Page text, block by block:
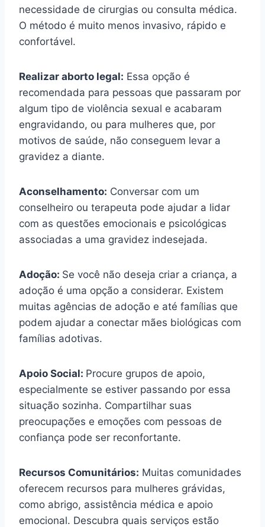
necessidade de cirurgias ou consulta médica.
O método é muito menos invasivo, rápido e
confortável.
Realizar aborto legal: Essa opção é
recomendada para pessoas que passaram por
algum tipo de violência sexual e acabaram
engravidando, ou para mulheres que, por
motivos de saúde, não conseguem levar a
gravidez a diante.
Aconselhamento: Conversar com um
conselheiro ou terapeuta pode ajudar a lidar
com as questões emocionais e psicológicas
associadas a uma gravidez indesejada.
Adoção: Se você não deseja criar a criança, a
adoção é uma opção a considerar. Existem
muitas agências de adoção e até famílias que
podem ajudar a conectar mães biológicas com
famílias adotivas.
Apoio Social: Procure grupos de apoio,
especialmente se estiver passando por essa
situação sozinha. Compartilhar suas
preocupações e emoções com pessoas de
confiança pode ser reconfortante.
Recursos Comunitários: Muitas comunidades
oferecem recursos para mulheres grávidas,
como abrigo, assistência médica e apoio
emocional. Descubra quais serviços estão